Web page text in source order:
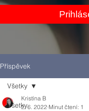
Příspěvek
Všetky
Všetky
Kristína B
2. 6. 2022 Minut čtení: 1